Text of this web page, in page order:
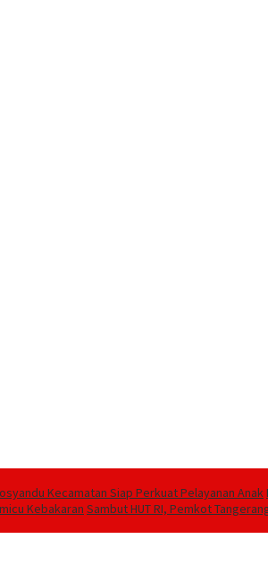
Kecamatan Siap Perkuat Pelayanan Anak
Kebakaran Sambut HUT RI, Pemkot